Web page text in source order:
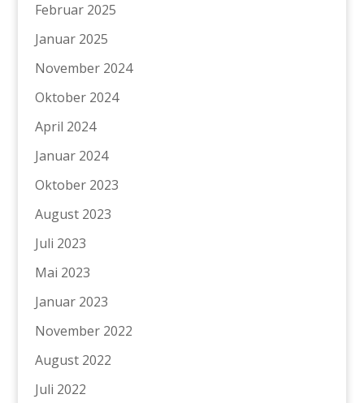
Februar 2025
Januar 2025
November 2024
Oktober 2024
April 2024
Januar 2024
Oktober 2023
August 2023
Juli 2023
Mai 2023
Januar 2023
November 2022
August 2022
Juli 2022